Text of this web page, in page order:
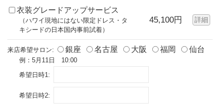
衣装グレードアップサービス
（ハワイ現地にはない限定ドレス・タ
キシードの日本国内事前試着）
45,100円 詳細
来店希望サロン: 銀座 名古屋 大阪 福岡 仙台
例：5月11日 10:00
希望日時1:
希望日時2: